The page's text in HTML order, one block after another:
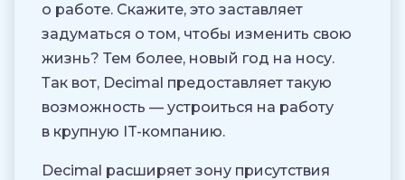
о работе. Скажите, это заставляет
задуматься о том, чтобы изменить свою
жизнь? Тем более, новый год на носу.
Так вот, Decimal предоставляет такую
возможность — устроиться на работу
в крупную IT-компанию.
Decimal расширяет зону присутствия